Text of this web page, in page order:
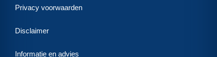
Privacy voorwaarden
Disclaimer
Informatie en advies